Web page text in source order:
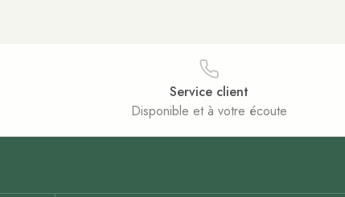
Service client
Disponible et à votre écoute